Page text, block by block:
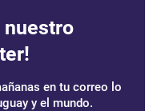
nuestro
en tu correo lo
y el mundo.